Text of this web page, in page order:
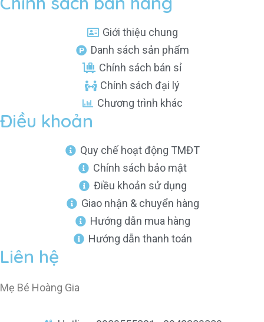
Giới thiệu chung
Danh sách sản phẩm
Chính sách bán sỉ
Chính sách đại lý
Chương trình khác
Điều khoản
Quy chế hoạt động TMĐT
Chính sách bảo mật
Điều khoản sử dụng
Giao nhận & chuyển hàng
Hướng dẫn mua hàng
Hướng dẫn thanh toán
Liên hệ
Mẹ Bé Hoàng Gia